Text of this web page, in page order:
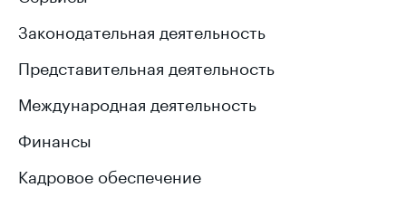
Законодательная деятельность
Представительная деятельность
Международная деятельность
Финансы
Кадровое обеспечение